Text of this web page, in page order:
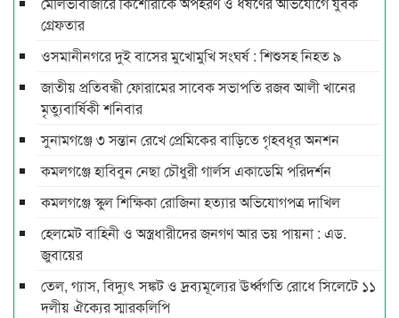
গ্রেফতার
ওসমানীনগরে দুই বাসের মুখোমুখি সংঘর্ষ : শিশুসহ নিহত ৯
জাতীয় প্রতিবন্ধী ফোরামের সাবেক সভাপতি রজব আলী খানের
মৃত্যুবার্ষিকী শনিবার
সুনামগঞ্জে ৩ সন্তান রেখে প্রেমিকের বাড়িতে গৃহবধূর অনশন
কমলগঞ্জে হাবিবুন নেছা চৌধুরী গার্লস একাডেমি পরিদর্শন
কমলগঞ্জে স্কুল শিক্ষিকা রোজিনা হত্যার অভিযোগপত্র দাখিল
হেলমেট বাহিনী ও অস্ত্রধারীদের জনগণ আর ভয় পায়না : এড.
জুবায়ের
তেল, গ্যাস, বিদ্যুৎ সঙ্কট ও দ্রব্যমূল্যের ঊর্ধ্বগতি রোধে সিলেটে ১১
দলীয় ঐক্যের স্মারকলিপি